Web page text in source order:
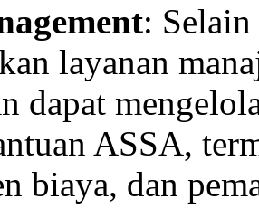
:
layanan
dapat
ASSA,
biaya, dan